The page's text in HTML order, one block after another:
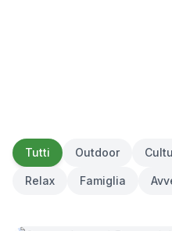
Tutti Outdoor
Relax Famiglia